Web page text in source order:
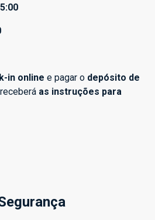
in online e pagar o depósito de
as instruções para